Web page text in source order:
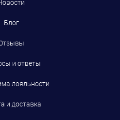
Блог
и ответы
лояльности
и доставка